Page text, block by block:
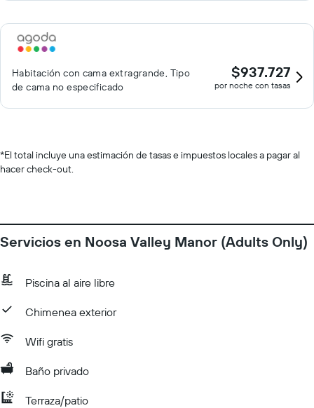
Habitación con cama extragrande, Tipo
de cama no especificado
$937.727
por noche con tasas
*El total incluye una estimación de tasas e impuestos locales a pagar al
hacer check-out.
Servicios en Noosa Valley Manor (Adults Only)
Piscina al aire libre
Chimenea exterior
Wifi gratis
Baño privado
Terraza/patio